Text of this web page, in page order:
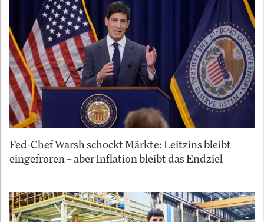
Fed-Chef Warsh schockt Märkte: Leitzins bleibt
eingefroren – aber Inflation bleibt das Endziel